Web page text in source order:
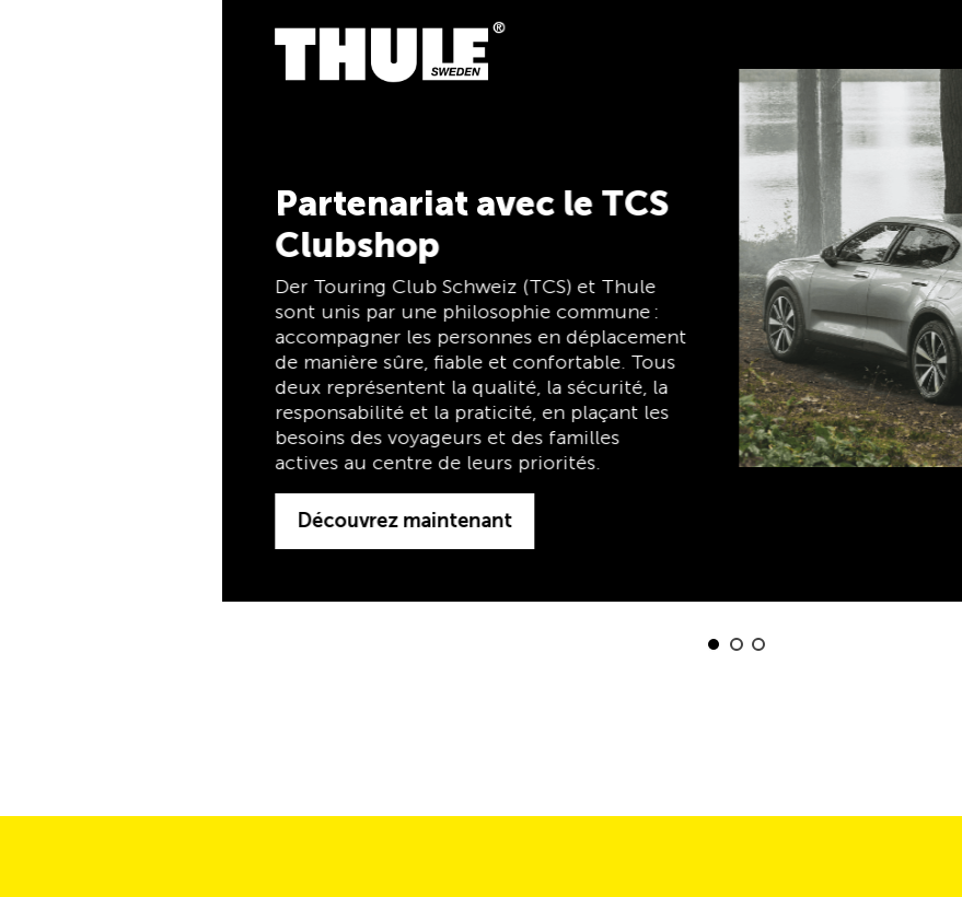
Partenariat avec le TCS
Der Touring Club Schweiz (TCS) et Thule
sont unis par une philosophie commune :
accompagner les personnes en déplacement
de manière sûre, fiable et confortable. Tous
deux représentent la qualité, la sécurité, la
responsabilité et la praticité, en plaçant les
besoins des voyageurs et des familles
actives au centre de leurs priorités.
Découvrez maintenant
5 % de cashback
Payez vos achats sur clubshop.ch avec la
TCS Member Mastercard®, gratuite pour les
d’épargne, et reste gratuite à vie pour les
membres du TCS.
Découvrez maintenant
TCS toujours à mes
côtés
Le TCS est l'expert en matière de mobilité,
de camping, de voyages et de visibilité. Nos
produits doivent également respecter la
devise « TCS toujours à mes côtés » et vous
être d'une aide fiable et utile lorsque vous
êtes en déplacement. Vous reconnaîtrez
facilement ces produits dans la boutique
grâce au label « Always by my side ».
Découvrez maintenant